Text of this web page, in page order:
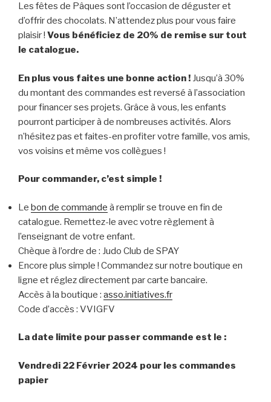
Les fêtes de Pâques sont l’occasion de déguster et
d’offrir des chocolats. N’attendez plus pour vous faire
plaisir ! Vous bénéficiez de 20% de remise sur tout
le catalogue.
En plus vous faites une bonne action ! Jusqu’à 30%
du montant des commandes est reversé à l’association
pour financer ses projets. Grâce à vous, les enfants
pourront participer à de nombreuses activités. Alors
n’hésitez pas et faites-en profiter votre famille, vos amis,
vos voisins et même vos collègues !
Pour commander, c’est simple !
Le bon de commande à remplir se trouve en fin de
catalogue. Remettez-le avec votre règlement à
l’enseignant de votre enfant.
Chèque à l’ordre de : Judo Club de SPAY
Encore plus simple ! Commandez sur notre boutique en
ligne et réglez directement par carte bancaire.
Accès à la boutique : asso.initiatives.fr
Code d’accès : VVIGFV
La date limite pour passer commande est le :
Vendredi 22 Février 2024 pour les commandes
papier